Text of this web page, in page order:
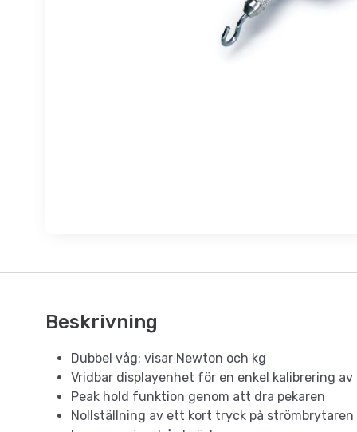
Beskrivning
Dubbel våg: visar Newton och kg
Vridbar displayenhet för en enkel kalibrering
Peak hold funktion genom att dra pekaren
Nollställning av ett kort tryck på strömbrytaren